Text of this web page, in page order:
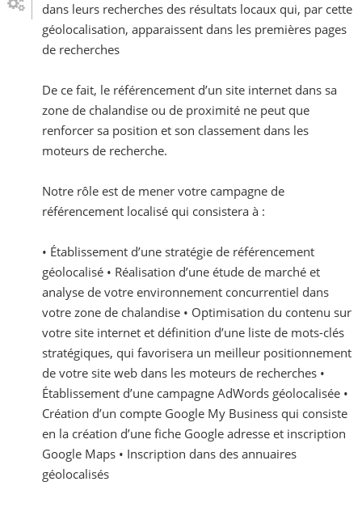
dans leurs recherches des résultats locaux qui, par cette
géolocalisation, apparaissent dans les premières pages
de recherches
De ce fait, le référencement d’un site internet dans sa
zone de chalandise ou de proximité ne peut que
renforcer sa position et son classement dans les
moteurs de recherche.
Notre rôle est de mener votre campagne de
référencement localisé qui consistera à :
• Établissement d’une stratégie de référencement
géolocalisé • Réalisation d’une étude de marché et
analyse de votre environnement concurrentiel dans
votre zone de chalandise • Optimisation du contenu sur
votre site internet et définition d’une liste de mots-clés
stratégiques, qui favorisera un meilleur positionnement
de votre site web dans les moteurs de recherches •
Établissement d’une campagne AdWords géolocalisée •
Création d’un compte Google My Business qui consiste
en la création d’une fiche Google adresse et inscription
Google Maps • Inscription dans des annuaires
géolocalisés